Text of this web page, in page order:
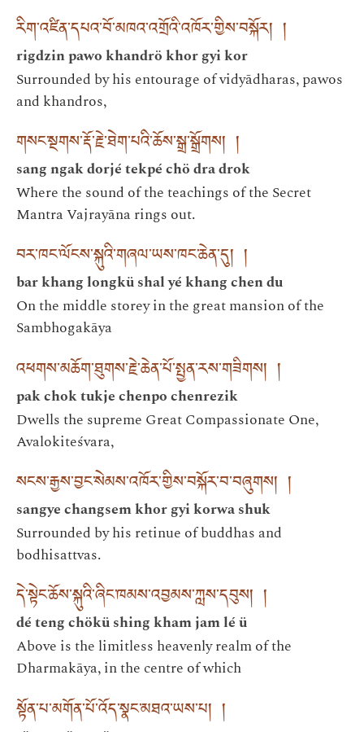
རིག་འཛིན་དཔའ་བོ་མཁའ་འགྲོའི་འཁོར་གྱིས་བསྐོར། །
rigdzin pawo khandrö khor gyi kor
Surrounded by his entourage of vidyādharas, pawos
and khandros,
གསང་སྔགས་རྡོ་རྗེ་ཐེག་པའི་ཆོས་སྒྲ་སྒྲོགས། །
sang ngak dorjé tekpé chö dra drok
Where the sound of the teachings of the Secret
Mantra Vajrayāna rings out.
བར་ཁང་ལོངས་སྐུའི་གཞལ་ཡས་ཁང་ཆེན་དུ། །
bar khang longkü shal yé khang chen du
On the middle storey in the great mansion of the
Sambhogakāya
འཕགས་མཆོག་ཐུགས་རྗེ་ཆེན་པོ་སྤྱན་རས་གཟིགས། །
pak chok tukje chenpo chenrezik
Dwells the supreme Great Compassionate One,
Avalokiteśvara,
སངས་རྒྱས་བྱང་སེམས་འཁོར་གྱིས་བསྐོར་བ་བཞུགས། །
sangye changsem khor gyi korwa shuk
Surrounded by his retinue of buddhas and
bodhisattvas.
དེ་སྟེང་ཆོས་སྐུའི་ཞིང་ཁམས་འབྱམས་ཀླས་དབུས། །
dé teng chökü shing kham jam lé ü
Above is the limitless heavenly realm of the
Dharmakāya, in the centre of which
སྟོན་པ་མགོན་པོ་འོད་སྣང་མཐའ་ཡས་པ། །